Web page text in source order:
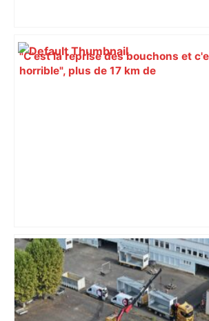
"C'est la reprise des bouchons et
horrible", plus de 17 km de
Homme de 22 ans grièvement
par balle à Toulouse : le chauffeur
tireur présumés écroués pour
"tentative de meurtre en bande
organisée" et "association de